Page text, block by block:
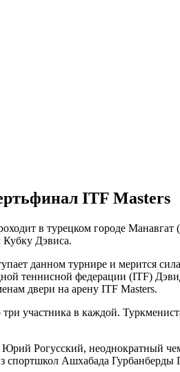
ITF Masters
в турецком городе
Кубку Дэвиса.
данном турнире и мерится
теннисной федерации (ITF)
двери на арену ITF Masters.
участника в каждой.
Рогусский, неоднократный
Ашхабада Гурбанберды